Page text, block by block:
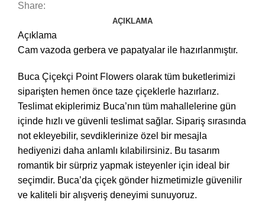
Share:
AÇIKLAMA
Açıklama
Cam vazoda gerbera ve papatyalar ile hazırlanmıştır.
Buca Çiçekçi Point Flowers olarak tüm buketlerimizi
siparişten hemen önce taze çiçeklerle hazırlarız.
Teslimat ekiplerimiz Buca’nın tüm mahallelerine gün
içinde hızlı ve güvenli teslimat sağlar. Sipariş sırasında
not ekleyebilir, sevdiklerinize özel bir mesajla
hediyenizi daha anlamlı kılabilirsiniz. Bu tasarım
romantik bir sürpriz yapmak isteyenler için ideal bir
seçimdir. Buca’da çiçek gönder hizmetimizle güvenilir
ve kaliteli bir alışveriş deneyimi sunuyoruz.